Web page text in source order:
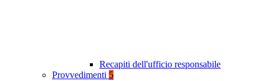
Recapiti dell'ufficio responsabile
Provvedimenti 5